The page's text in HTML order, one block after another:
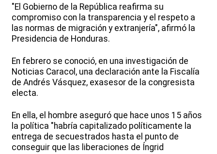
"El Gobierno de la República reafirma su
compromiso con la transparencia y el respeto a
las normas de migración y extranjería", afirmó la
Presidencia de Honduras.
En febrero se conoció, en una investigación de
Noticias Caracol, una declaración ante la Fiscalía
de Andrés Vásquez, exasesor de la congresista
electa.
En ella, el hombre aseguró que hace unos 15 años
la política "habría capitalizado políticamente la
entrega de secuestrados hasta el punto de
conseguir que las liberaciones de Íngrid